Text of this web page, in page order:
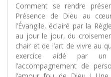
Comment se rendre
Présence de Dieu au
l’Évangile, éclairé par la
au jour le jour, du
chair et de l’art de vivre au
exercice aidé par un
l’accompagnement de